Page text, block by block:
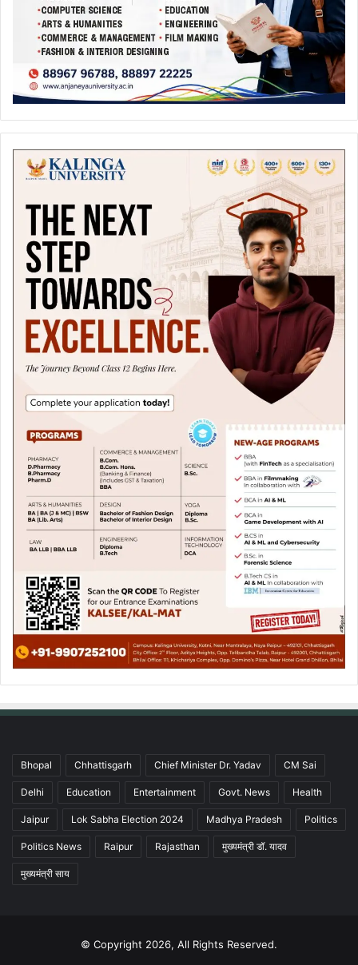
Bhopal Chhattisgarh Chief Minister Dr. Yadav CM Sai
Delhi Education Entertainment Govt. News Health
Jaipur Lok Sabha Election 2024 Madhya Pradesh Politics
Politics News Raipur Rajasthan मुख्यमंत्री डॉ. यादव
मुख्यमंत्री साय
© Copyright 2026, All Rights Reserved.